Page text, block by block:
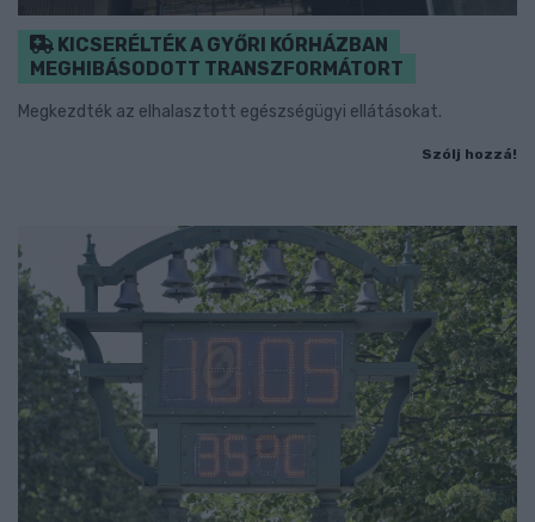
KICSERÉLTÉK A GYŐRI KÓRHÁZBAN
MEGHIBÁSODOTT TRANSZFORMÁTORT
Megkezdték az elhalasztott egészségügyi ellátásokat.
Szólj hozzá!